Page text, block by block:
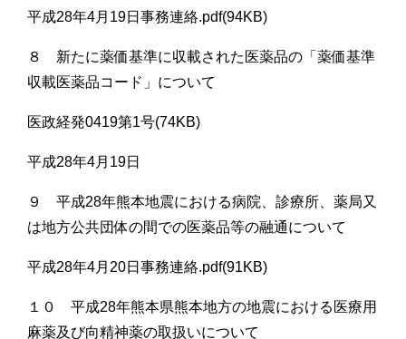
平成28年4月19日事務連絡.pdf(94KB)
８ 新たに薬価基準に収載された医薬品の「薬価基準
収載医薬品コード」について
医政経発0419第1号(74KB)
平成28年4月19日
９ 平成28年熊本地震における病院、診療所、薬局又
は地方公共団体の間での医薬品等の融通について
平成28年4月20日事務連絡.pdf(91KB)
１０ 平成28年熊本県熊本地方の地震における医療用
麻薬及び向精神薬の取扱いについて